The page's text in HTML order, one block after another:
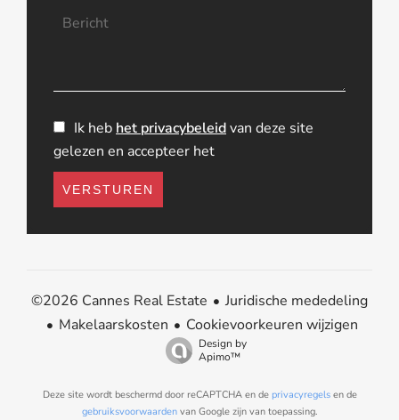
Ik heb het privacybeleidvan deze site
gelezen en accepteer het
VERSTUREN
©2026 Cannes Real Estate
Juridische mededeling
Makelaarskosten
Cookievoorkeuren wijzigen
Design by
Apimo™
Deze site wordt beschermd door reCAPTCHA en de privacyregelsen de
gebruiksvoorwaardenvan Google zijn van toepassing.